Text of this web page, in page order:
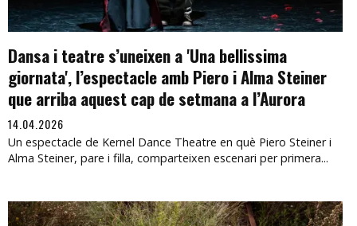
Dansa i teatre s’uneixen a 'Una bellissima
giornata', l’espectacle amb Piero i Alma Steiner
que arriba aquest cap de setmana a l’Aurora
14.04.2026
Un espectacle de Kernel Dance Theatre en què Piero Steiner i
Alma Steiner, pare i filla, comparteixen escenari per primera...